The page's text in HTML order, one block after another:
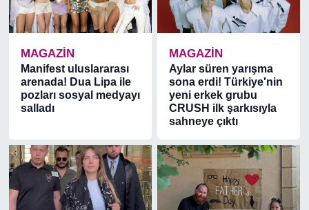
MAGAZİN
Manifest uluslararası
arenada! Dua Lipa ile
pozları sosyal medyayı
salladı
MAGAZİN
Aylar süren yarışma
sona erdi! Türkiye'nin
yeni erkek grubu
CRUSH ilk şarkısıyla
sahneye çıktı